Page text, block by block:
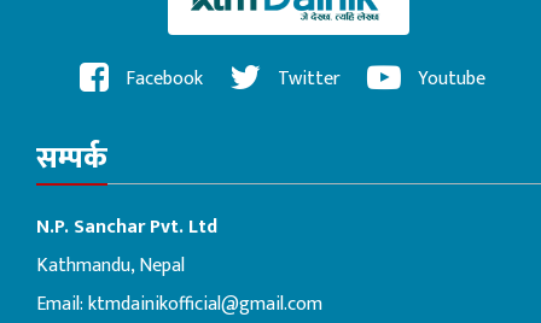
Facebook Twitter Youtube
सम्पर्क
N.P. Sanchar Pvt. Ltd
Kathmandu, Nepal
Email:ktmdainikofficial@gmail.com